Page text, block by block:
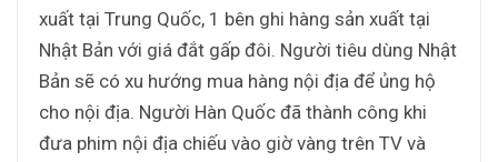
xuất tại Trung Quốc, 1 bên ghi hàng sản xuất tại
Nhật Bản với giá đắt gấp đôi. Người tiêu dùng Nhật
Bản sẽ có xu hướng mua hàng nội địa để ủng hộ
cho nội địa. Người Hàn Quốc đã thành công khi
đưa phim nội địa chiếu vào giờ vàng trên TV và